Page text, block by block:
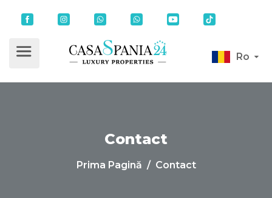
Ro
Contact
Prima Pagină / Contact